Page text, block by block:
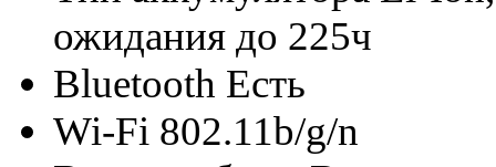
ожидания до 225ч
Bluetooth Есть
Wi-Fi 802.11b/g/n